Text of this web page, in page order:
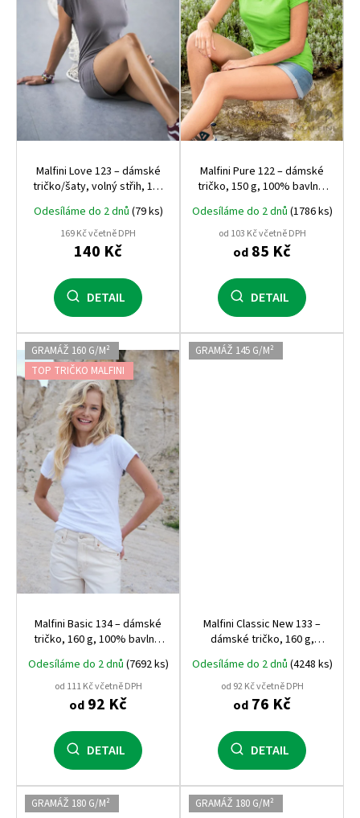
u
t
ů
Malfini Love 123 – dámské
tričko/šaty, volný střih, 150
Odesíláme do 2 dnů (79 ks)
169 Kč včetně DPH
140 Kč
DETAIL
Malfini Pure 122 – dámské
tričko, 150 g, 100% bavlna,
Odesíláme do 2 dnů (1786 ks)
od 103 Kč včetně DPH
od 85 Kč
DETAIL
GRAMÁŽ 160 G/M²
TOP TRIČKO MALFINI
Malfini Basic 134 – dámské
tričko, 160 g, 100% bavlna,
Odesíláme do 2 dnů (7692 ks)
od 111 Kč včetně DPH
od 92 Kč
DETAIL
GRAMÁŽ 145 G/M²
Malfini Classic New 133 –
dámské tričko, 160 g,
Odesíláme do 2 dnů (4248 ks)
od 92 Kč včetně DPH
od 76 Kč
DETAIL
GRAMÁŽ 180 G/M² GRAMÁŽ 180 G/M²